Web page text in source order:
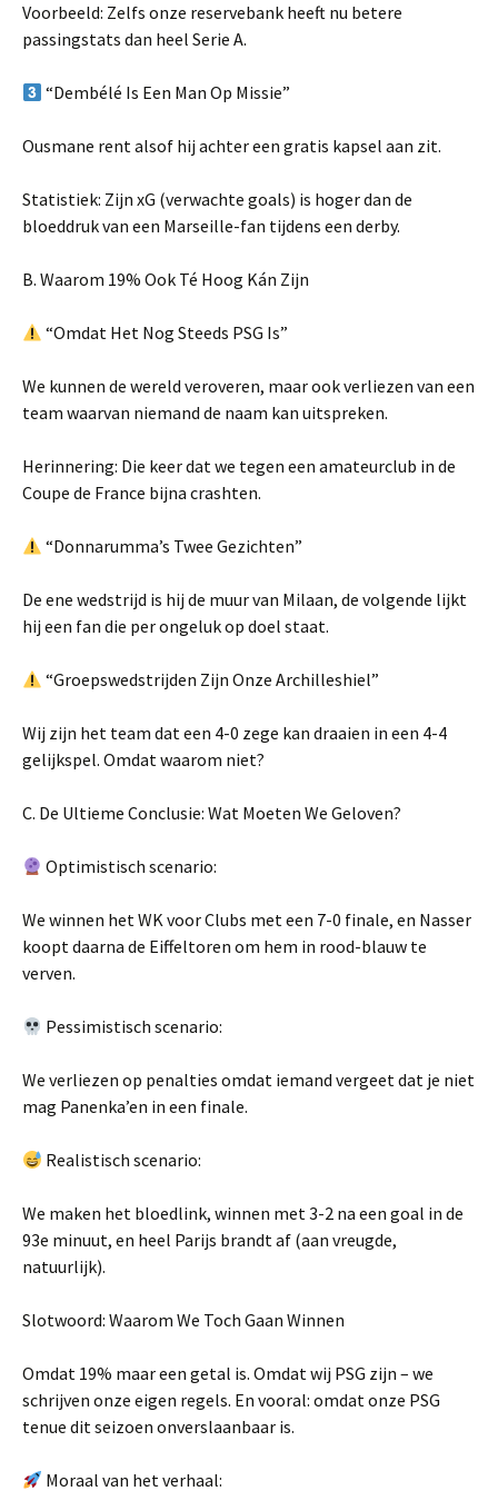
Voorbeeld: Zelfs onze reservebank heeft nu betere
passingstats dan heel Serie A.
“Dembélé Is Een Man Op Missie”
Ousmane rent alsof hij achter een gratis kapsel aan zit.
Statistiek: Zijn xG (verwachte goals) is hoger dan de
bloeddruk van een Marseille-fan tijdens een derby.
B. Waarom 19% Ook Té Hoog Kán Zijn
“Omdat Het Nog Steeds PSG Is”
We kunnen de wereld veroveren, maar ook verliezen van een
team waarvan niemand de naam kan uitspreken.
Herinnering: Die keer dat we tegen een amateurclub in de
Coupe de France bijna crashten.
“Donnarumma’s Twee Gezichten”
De ene wedstrijd is hij de muur van Milaan, de volgende lijkt
hij een fan die per ongeluk op doel staat.
“Groepswedstrijden Zijn Onze Archilleshiel”
Wij zijn het team dat een 4-0 zege kan draaien in een 4-4
gelijkspel. Omdat waarom niet?
C. De Ultieme Conclusie: Wat Moeten We Geloven?
Optimistisch scenario:
We winnen het WK voor Clubs met een 7-0 finale, en Nasser
koopt daarna de Eiffeltoren om hem in rood-blauw te
verven.
Pessimistisch scenario:
We verliezen op penalties omdat iemand vergeet dat je niet
mag Panenka’en in een finale.
Realistisch scenario:
We maken het bloedlink, winnen met 3-2 na een goal in de
93e minuut, en heel Parijs brandt af (aan vreugde,
natuurlijk).
Slotwoord: Waarom We Toch Gaan Winnen
Omdat 19% maar een getal is. Omdat wij PSG zijn – we
schrijven onze eigen regels. En vooral: omdat onze PSG
tenue dit seizoen onverslaanbaar is.
Moraal van het verhaal: